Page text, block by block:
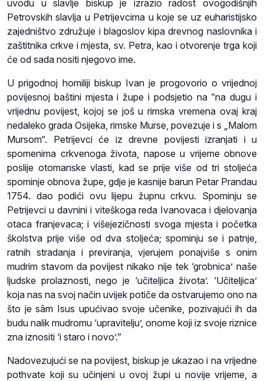
uvodu u slavlje biskup je izrazio radost ovogodišnjih
Petrovskih slavlja u Petrijevcima u koje se uz euharistijsko
zajedništvo združuje i blagoslov kipa drevnog naslovnika i
zaštitnika crkve i mjesta, sv. Petra, kao i otvorenje trga koji
će od sada nositi njegovo ime.
U prigodnoj homiliji biskup Ivan je progovorio o vrijednoj
povijesnoj baštini mjesta i župe i podsjetio na ”na dugu i
vrijednu povijest, kojoj se još u rimska vremena ovaj kraj
nedaleko grada Osijeka, rimske Murse, povezuje i s „Malom
Mursom“. Petrijevci će iz drevne povijesti izranjati i u
spomenima crkvenoga života, napose u vrijeme obnove
poslije otomanske vlasti, kad se prije više od tri stoljeća
spominje obnova župe, gdje je kasnije barun Petar Prandau
1754. dao podići ovu lijepu župnu crkvu. Spominju se
Petrijevci u davnini i viteškoga reda Ivanovaca i djelovanja
otaca franjevaca; i višejezičnosti svoga mjesta i početka
školstva prije više od dva stoljeća; spominju se i patnje,
ratnih stradanja i previranja, vjerujem ponajviše s onim
mudrim stavom da povijest nikako nije tek ‘grobnica’ naše
ljudske prolaznosti, nego je ‘učiteljica života’. ‘Učiteljica’
koja nas na svoj način uvijek potiče da ostvarujemo ono na
što je sâm Isus upućivao svoje učenike, pozivajući ih da
budu nalik mudromu ‘upravitelju’, onome koji iz svoje riznice
zna iznositi ‘i staro i novo’.”
Nadovezujući se na povijest, biskup je ukazao i na vrijedne
pothvate koji su učinjeni u ovoj župi u novije vrijeme, a